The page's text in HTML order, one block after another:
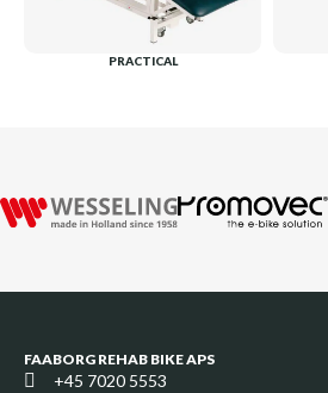
PRACTICAL
FAABORG REHAB BIKE APS
+45 7020 5553